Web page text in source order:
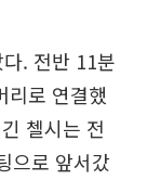
. 전반 11분
리로 연결했
첼시는 전
으로 앞서갔